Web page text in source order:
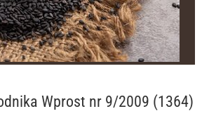
Wprost nr 9/2009 (1364)